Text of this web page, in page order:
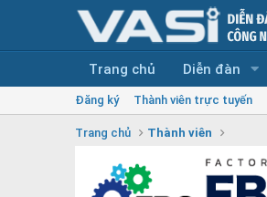
Trang chủ Diễn đàn
Đăng ký Thành viên trực tuyến
Trang chủ Thành viên